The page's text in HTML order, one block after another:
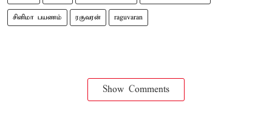
சினிமா பயணம் ரகுவரன் raguvaran
Show Comments